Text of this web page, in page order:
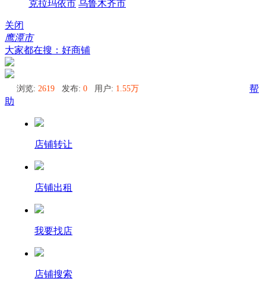
克拉玛依市 乌鲁木齐市
关闭
鹰潭市
大家都在搜：好商铺
浏览: 2619 发布: 0 用户: 1.55万
帮
助
店铺转让
店铺出租
我要找店
店铺搜索